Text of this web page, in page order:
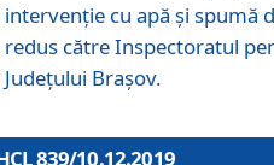
intervenție cu apă și spumă
redus către Inspectoratul
Judeţului Brașov.
839/10.12.2019